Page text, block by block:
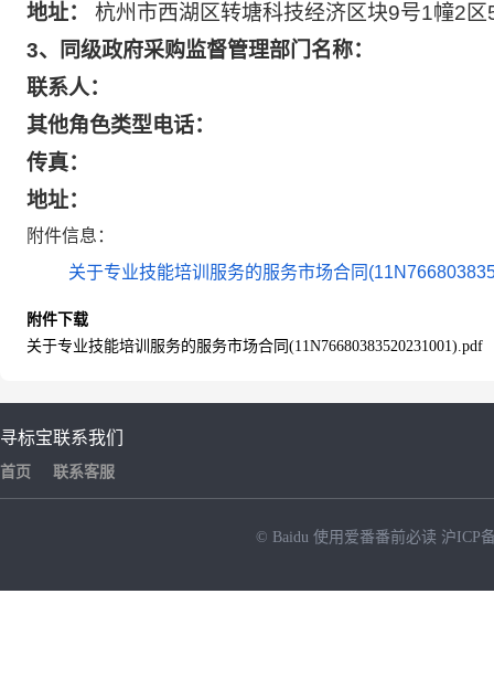
地址：
杭州市西湖区转塘科技经济区块9号1幢2区
3、同级政府采购监督管理部门名称：
联系人：
其他角色类型电话：
传真：
地址：
附件信息：
关于专业技能培训服务的服务市场合同
附件下载
关于专业技能培训服务的服务市场合同(11N76680383520231001).pdf
寻标宝
首页
联系我们
联系客服
© Baidu 使用爱番番前必读 沪ICP